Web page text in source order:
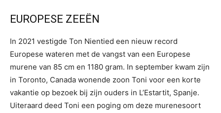
EUROPESE ZEEËN
In 2021 vestigde Ton Nientied een nieuw record
Europese wateren met de vangst van een Europese
murene van 85 cm en 1180 gram. In september kwam zijn
in Toronto, Canada wonende zoon Toni voor een korte
vakantie op bezoek bij zijn ouders in L’Estartit, Spanje.
Uiteraard deed Toni een poging om deze murenesoort